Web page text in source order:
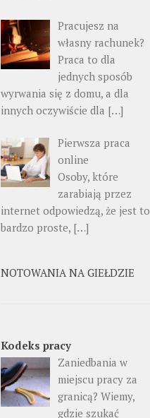
Pracujesz na
własny rachunek?
Praca to dla
jednych sposób
wyrwania się z domu, a dla
innych oczywiście dla […]
Pierwsza praca
online
Osoby, które
zarabiają przez
internet odpowiedzą, że jest to
bardzo proste, […]
NOTOWANIA NA GIEŁDZIE
Kodeks pracy
Zaniedbania w
miejscu pracy za
granicą? Wiemy,
gdzie szukać